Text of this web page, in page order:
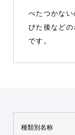
べたつかな
びた後など
です。
種類別名称